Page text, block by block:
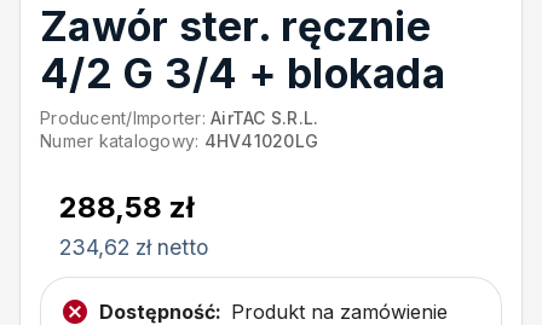
Zawór ster. ręcznie
4/2 G 3/4 + blokada
Producent/Importer: AirTAC S.R.L.
Numer katalogowy: 4HV41020LG
288,58 zł
234,62 zł netto
Dostępność: Produkt na zamówienie